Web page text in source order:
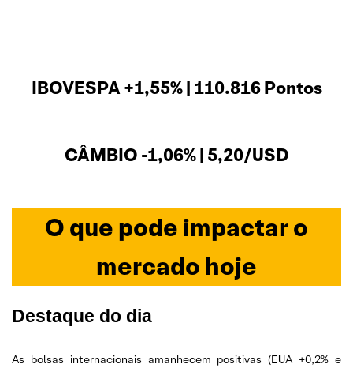
IBOVESPA +1,55% | 110.816 Pontos
CÂMBIO -1,06% | 5,20/USD
O que pode impactar o
mercado hoje
Destaque do dia
As bolsas internacionais amanhecem positivas (EUA +0,2% e